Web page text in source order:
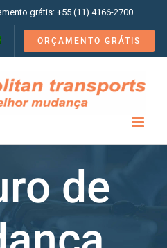
grátis: +55 (11) 4166-2700
ORÇAMENTO GRÁTIS
de